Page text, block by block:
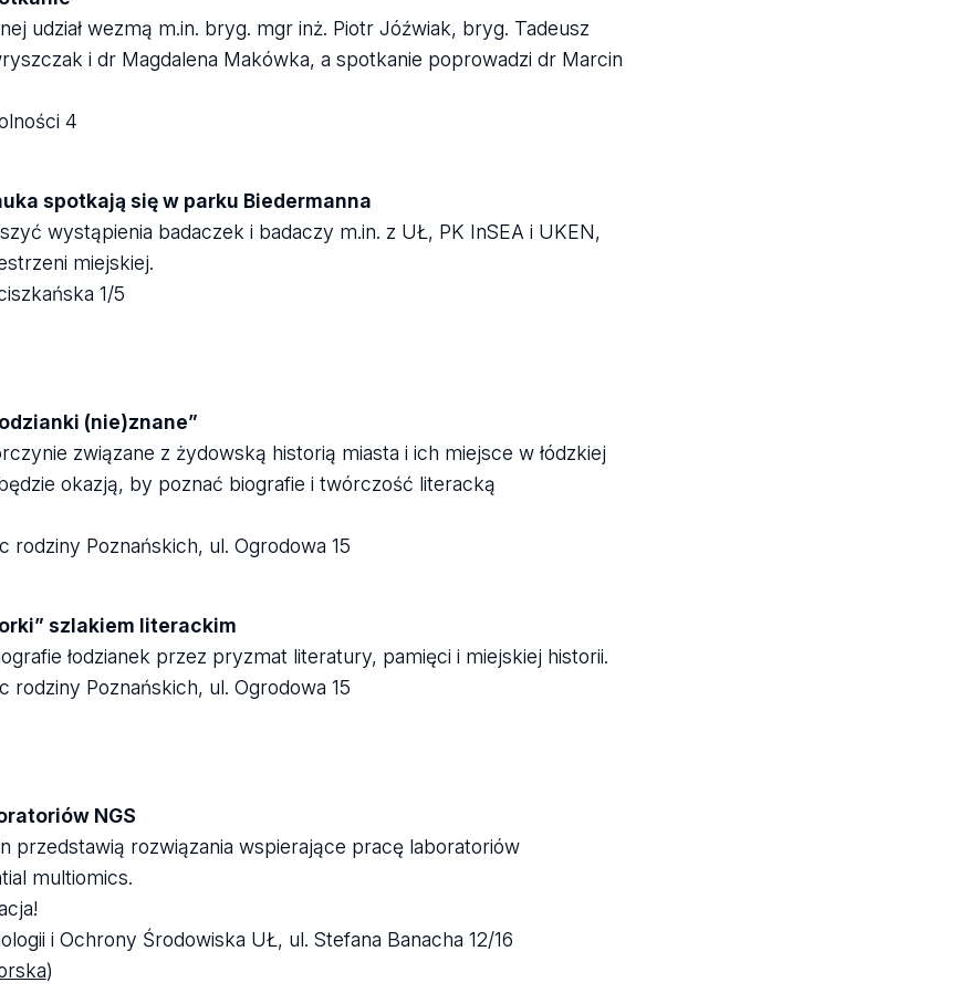
udział wezmą m.in. bryg. mgr inż. Piotr Jóźwiak, bryg. Tadeusz
i dr Magdalena Makówka, a spotkanie poprowadzi dr Marcin
4
spotkają się w parku Biedermanna
wystąpienia badaczek i badaczy m.in. z UŁ, PK InSEA i UKEN,
miejskiej.
1/5
(nie)znane”
związane z żydowską historią miasta i ich miejsce w łódzkiej
okazją, by poznać biografie i twórczość literacką
rodziny Poznańskich, ul. Ogrodowa 15
szlakiem literackim
łodzianek przez pryzmat literatury, pamięci i miejskiej historii.
rodziny Poznańskich, ul. Ogrodowa 15
NGS
przedstawią rozwiązania wspierające pracę laboratoriów
multiomics.
i Ochrony Środowiska UŁ, ul. Stefana Banacha 12/16
)